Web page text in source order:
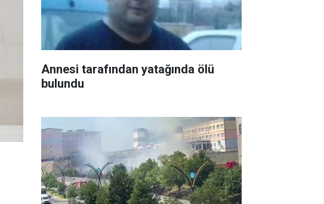
Annesi tarafından yatağında ölü
bulundu